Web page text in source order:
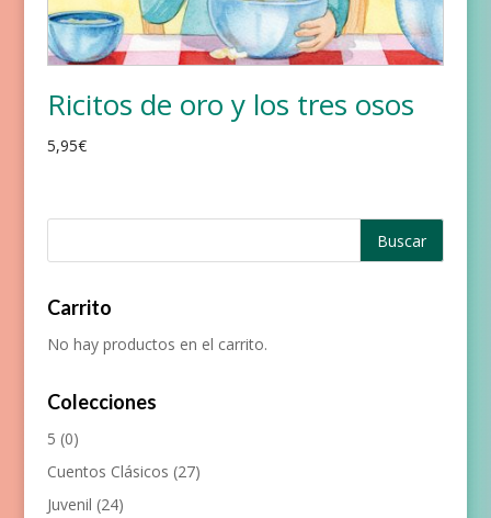
Ricitos de oro y los tres osos
5,95€
Carrito
No hay productos en el carrito.
Colecciones
5 (0)
Cuentos Clásicos (27)
Juvenil (24)